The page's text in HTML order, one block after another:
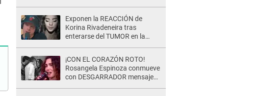
Saldaña: “Muchas amantes...”
Exponen la REACCIÓN de
Korina Rivadeneira tras
enterarse del TUMOR en la
¡CON EL CORAZÓN ROTO!
Rosangela Espinoza conmueve
con DESGARRADOR mensaje